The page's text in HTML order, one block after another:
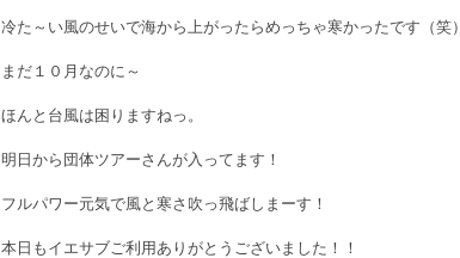
冷た～い風のせいで海から上がったらめっちゃ寒かったです（笑）
まだ１０月なのに～
ほんと台風は困りますねっ。
明日から団体ツアーさんが入ってます！
フルパワー元気で風と寒さ吹っ飛ばしまーす！
本日もイエサブご利用ありがとうございました！！